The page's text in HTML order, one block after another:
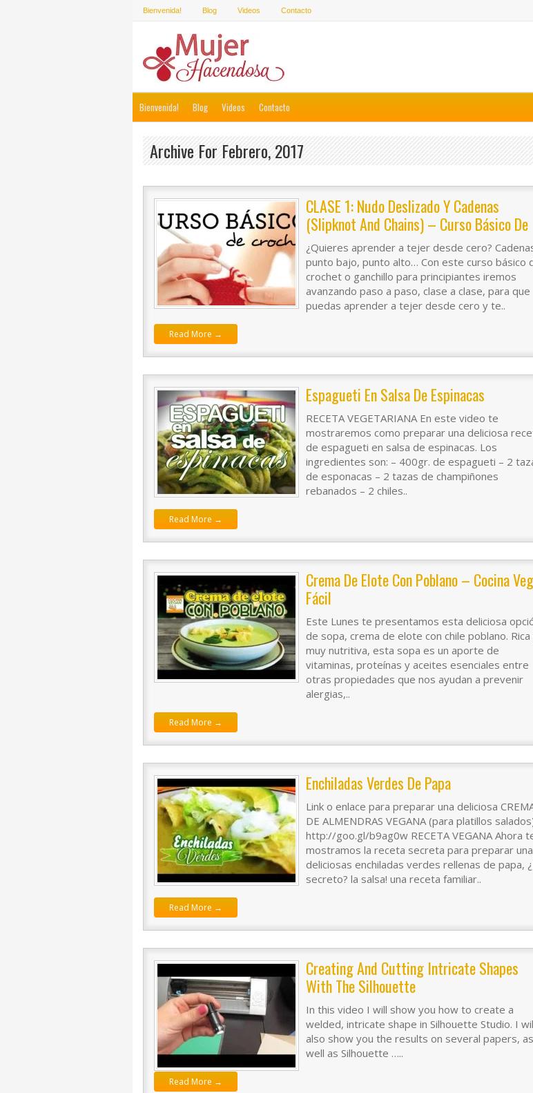
Bienvenida! Blog Videos Contacto
Bienvenida! Blog Videos Contacto
Archive For Febrero, 2017
CLASE 1: Nudo Deslizado Y Cadenas
(slipknot And Chains) – Curso Básico De
Crochet Para Principiantes
¿Quieres aprender a tejer desde cero?
punto bajo, punto alto… Con este curso básico
crochet o ganchillo para principiantes iremos
avanzando paso a paso, clase a clase, para que
puedas aprender a tejer desde cero y te..
Read More →
Espagueti En Salsa De Espinacas
RECETA VEGETARIANA En este video te
mostraremos como preparar una deliciosa
de espagueti en salsa de espinacas. Los
ingredientes son: – 400gr. de espagueti – 2
de esponacas – 2 tazas de champiñones
rebanados – 2 chiles..
Read More →
Crema De Elote Con Poblano – Cocina
Fácil
Este Lunes te presentamos esta deliciosa
de sopa, crema de elote con chile poblano. Rica
muy nutritiva, esta sopa es un aporte de
vitaminas, proteínas y aceites esenciales entre
otras propiedades que nos ayudan a prevenir
alergias,..
Read More →
Enchiladas Verdes De Papa
Link o enlace para preparar una deliciosa
DE ALMENDRAS VEGANA (para platillos
http://goo.gl/b9ag0w RECETA VEGANA Ahora
mostramos la receta secreta para preparar
deliciosas enchiladas verdes rellenas de papa,
secreto? la salsa! una receta familiar..
Read More →
Creating And Cutting Intricate Shapes
With The Silhouette
In this video I will show you how to create a
welded, intricate shape in Silhouette Studio. I
also show you the results on several papers, as
well as Silhouette …..
Read More →